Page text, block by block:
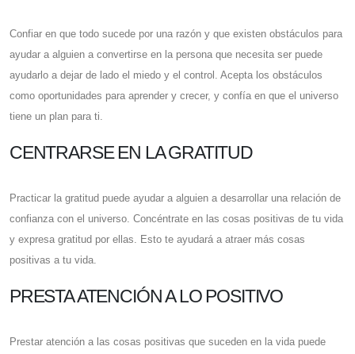
Confiar en que todo sucede por una razón y que existen obstáculos para
ayudar a alguien a convertirse en la persona que necesita ser puede
ayudarlo a dejar de lado el miedo y el control. Acepta los obstáculos
como oportunidades para aprender y crecer, y confía en que el universo
tiene un plan para ti.
CENTRARSE EN LA GRATITUD
Practicar la gratitud puede ayudar a alguien a desarrollar una relación de
confianza con el universo. Concéntrate en las cosas positivas de tu vida
y expresa gratitud por ellas. Esto te ayudará a atraer más cosas
positivas a tu vida.
PRESTA ATENCIÓN A LO POSITIVO
Prestar atención a las cosas positivas que suceden en la vida puede